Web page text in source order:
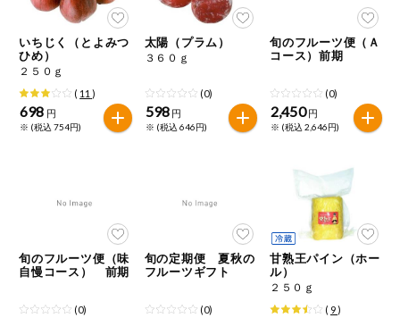
いちじく（とよみつ
ひめ）
２５０ｇ
( 11 )
698 円
※ (税込 754円)
太陽（プラム）
３６０ｇ
(0)
598 円
※ (税込 646円)
旬のフルーツ便（Ａ
コース）前期
(0)
2,450 円
※ (税込 2,646円)
旬のフルーツ便（味
自慢コース） 前期
(0)
旬の定期便 夏秋の
フルーツギフト
(0)
甘熟王パイン（ホー
ル）
２５０ｇ
( 9)